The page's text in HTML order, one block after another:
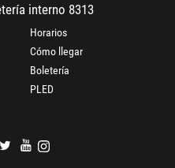
interno 8313
Horarios
Cómo llegar
Boletería
PLED